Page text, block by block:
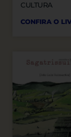
CULTURA
CONFIRA O